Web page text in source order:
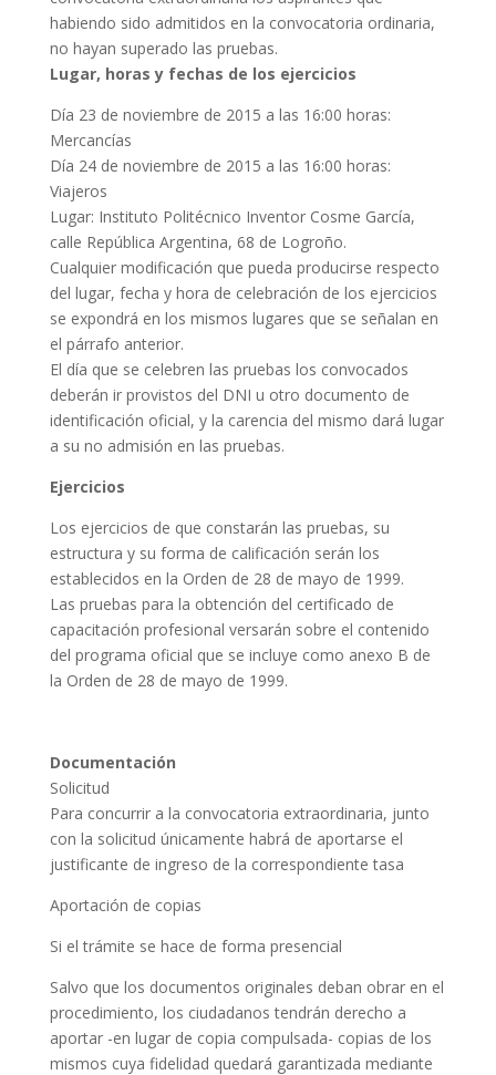
habiendo sido admitidos en la convocatoria ordinaria,
no hayan superado las pruebas.
Lugar, horas y fechas de los ejercicios
Día 23 de noviembre de 2015 a las 16:00 horas:
Mercancías
Día 24 de noviembre de 2015 a las 16:00 horas:
Viajeros
Lugar: Instituto Politécnico Inventor Cosme García,
calle República Argentina, 68 de Logroño.
Cualquier modificación que pueda producirse respecto
del lugar, fecha y hora de celebración de los ejercicios
se expondrá en los mismos lugares que se señalan en
el párrafo anterior.
El día que se celebren las pruebas los convocados
deberán ir provistos del DNI u otro documento de
identificación oficial, y la carencia del mismo dará lugar
a su no admisión en las pruebas.
Ejercicios
Los ejercicios de que constarán las pruebas, su
estructura y su forma de calificación serán los
establecidos en la Orden de 28 de mayo de 1999.
Las pruebas para la obtención del certificado de
capacitación profesional versarán sobre el contenido
del programa oficial que se incluye como anexo B de
la Orden de 28 de mayo de 1999.
Documentación
Solicitud
Para concurrir a la convocatoria extraordinaria, junto
con la solicitud únicamente habrá de aportarse el
justificante de ingreso de la correspondiente tasa
Aportación de copias
Si el trámite se hace de forma presencial
Salvo que los documentos originales deban obrar en el
procedimiento, los ciudadanos tendrán derecho a
aportar -en lugar de copia compulsada- copias de los
mismos cuya fidelidad quedará garantizada mediante